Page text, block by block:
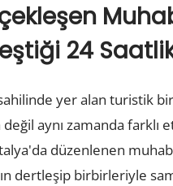
24
yer alan turistik
değil aynı zamanda
düzenlenen
dertleşip birbirleriyle